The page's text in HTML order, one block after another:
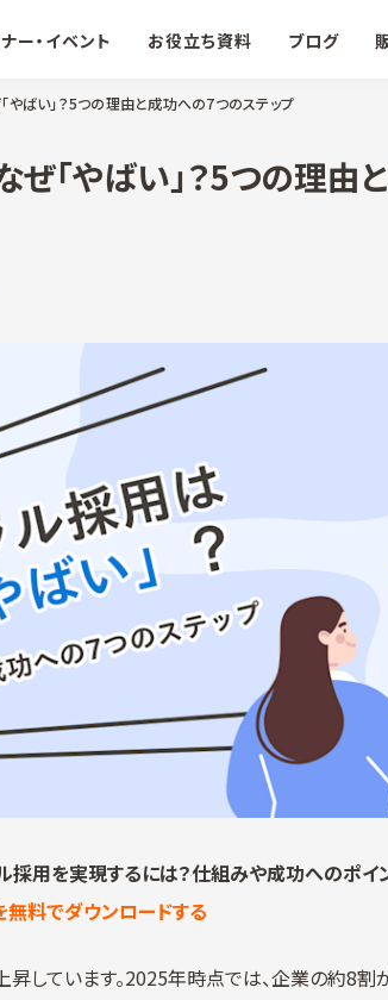
ー・イベント お役立ち資料 ブログ
やばい」？5つの理由と成功への7つのステップ
ぜ「やばい」？5つの理
採用を実現するには？仕組みや成功へのポ
無料でダウンロードする
しています。2025年時点では、企業の約8割